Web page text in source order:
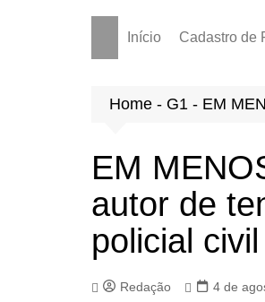
Início Cadastro de
Home - G1 - EM
EM
autor de
policial civil
Redação 4 de